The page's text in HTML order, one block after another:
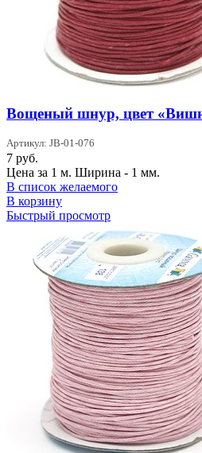
Вощеный шнур, цвет
Артикул: JB-01-076
7 руб.
Цена за 1 м. Ширина - 1 мм.
В список желаемого
В корзину
Быстрый просмотр